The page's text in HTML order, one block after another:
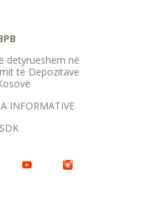
detyrueshëm në
të Depozitave
INFORMATIVE